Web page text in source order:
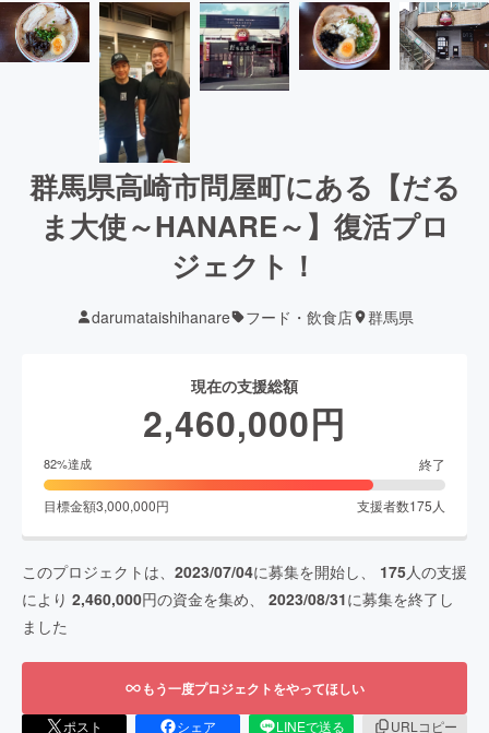
群馬県高崎市問屋町にある【だる
ま大使～HANARE～】復活プロ
ジェクト！
darumataishihanare フード・飲食店 群馬県
現在の支援総額
2,460,000円
82%達成 終了
目標金額3,000,000円 支援者数175 人
このプロジェクトは、 2023/07/04に募集を開始し、 175人の支援
により 2,460,000円の資金を集め、 2023/08/31に募集を終了し
ました
もう一度プロジェクトをやってほしい
ポスト シェア LINEで送る URLコピー